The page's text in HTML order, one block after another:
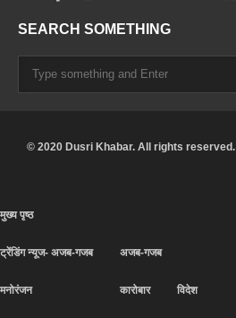
SEARCH SOMETHING
© 2020 Dusri Khabar. All rights reserved.
मुख्य पृष्ठ
ट्रेंडिंग न्यूज- अजब-गजब
मनोरंजन
अजब-गजब
कारोबार विदेश